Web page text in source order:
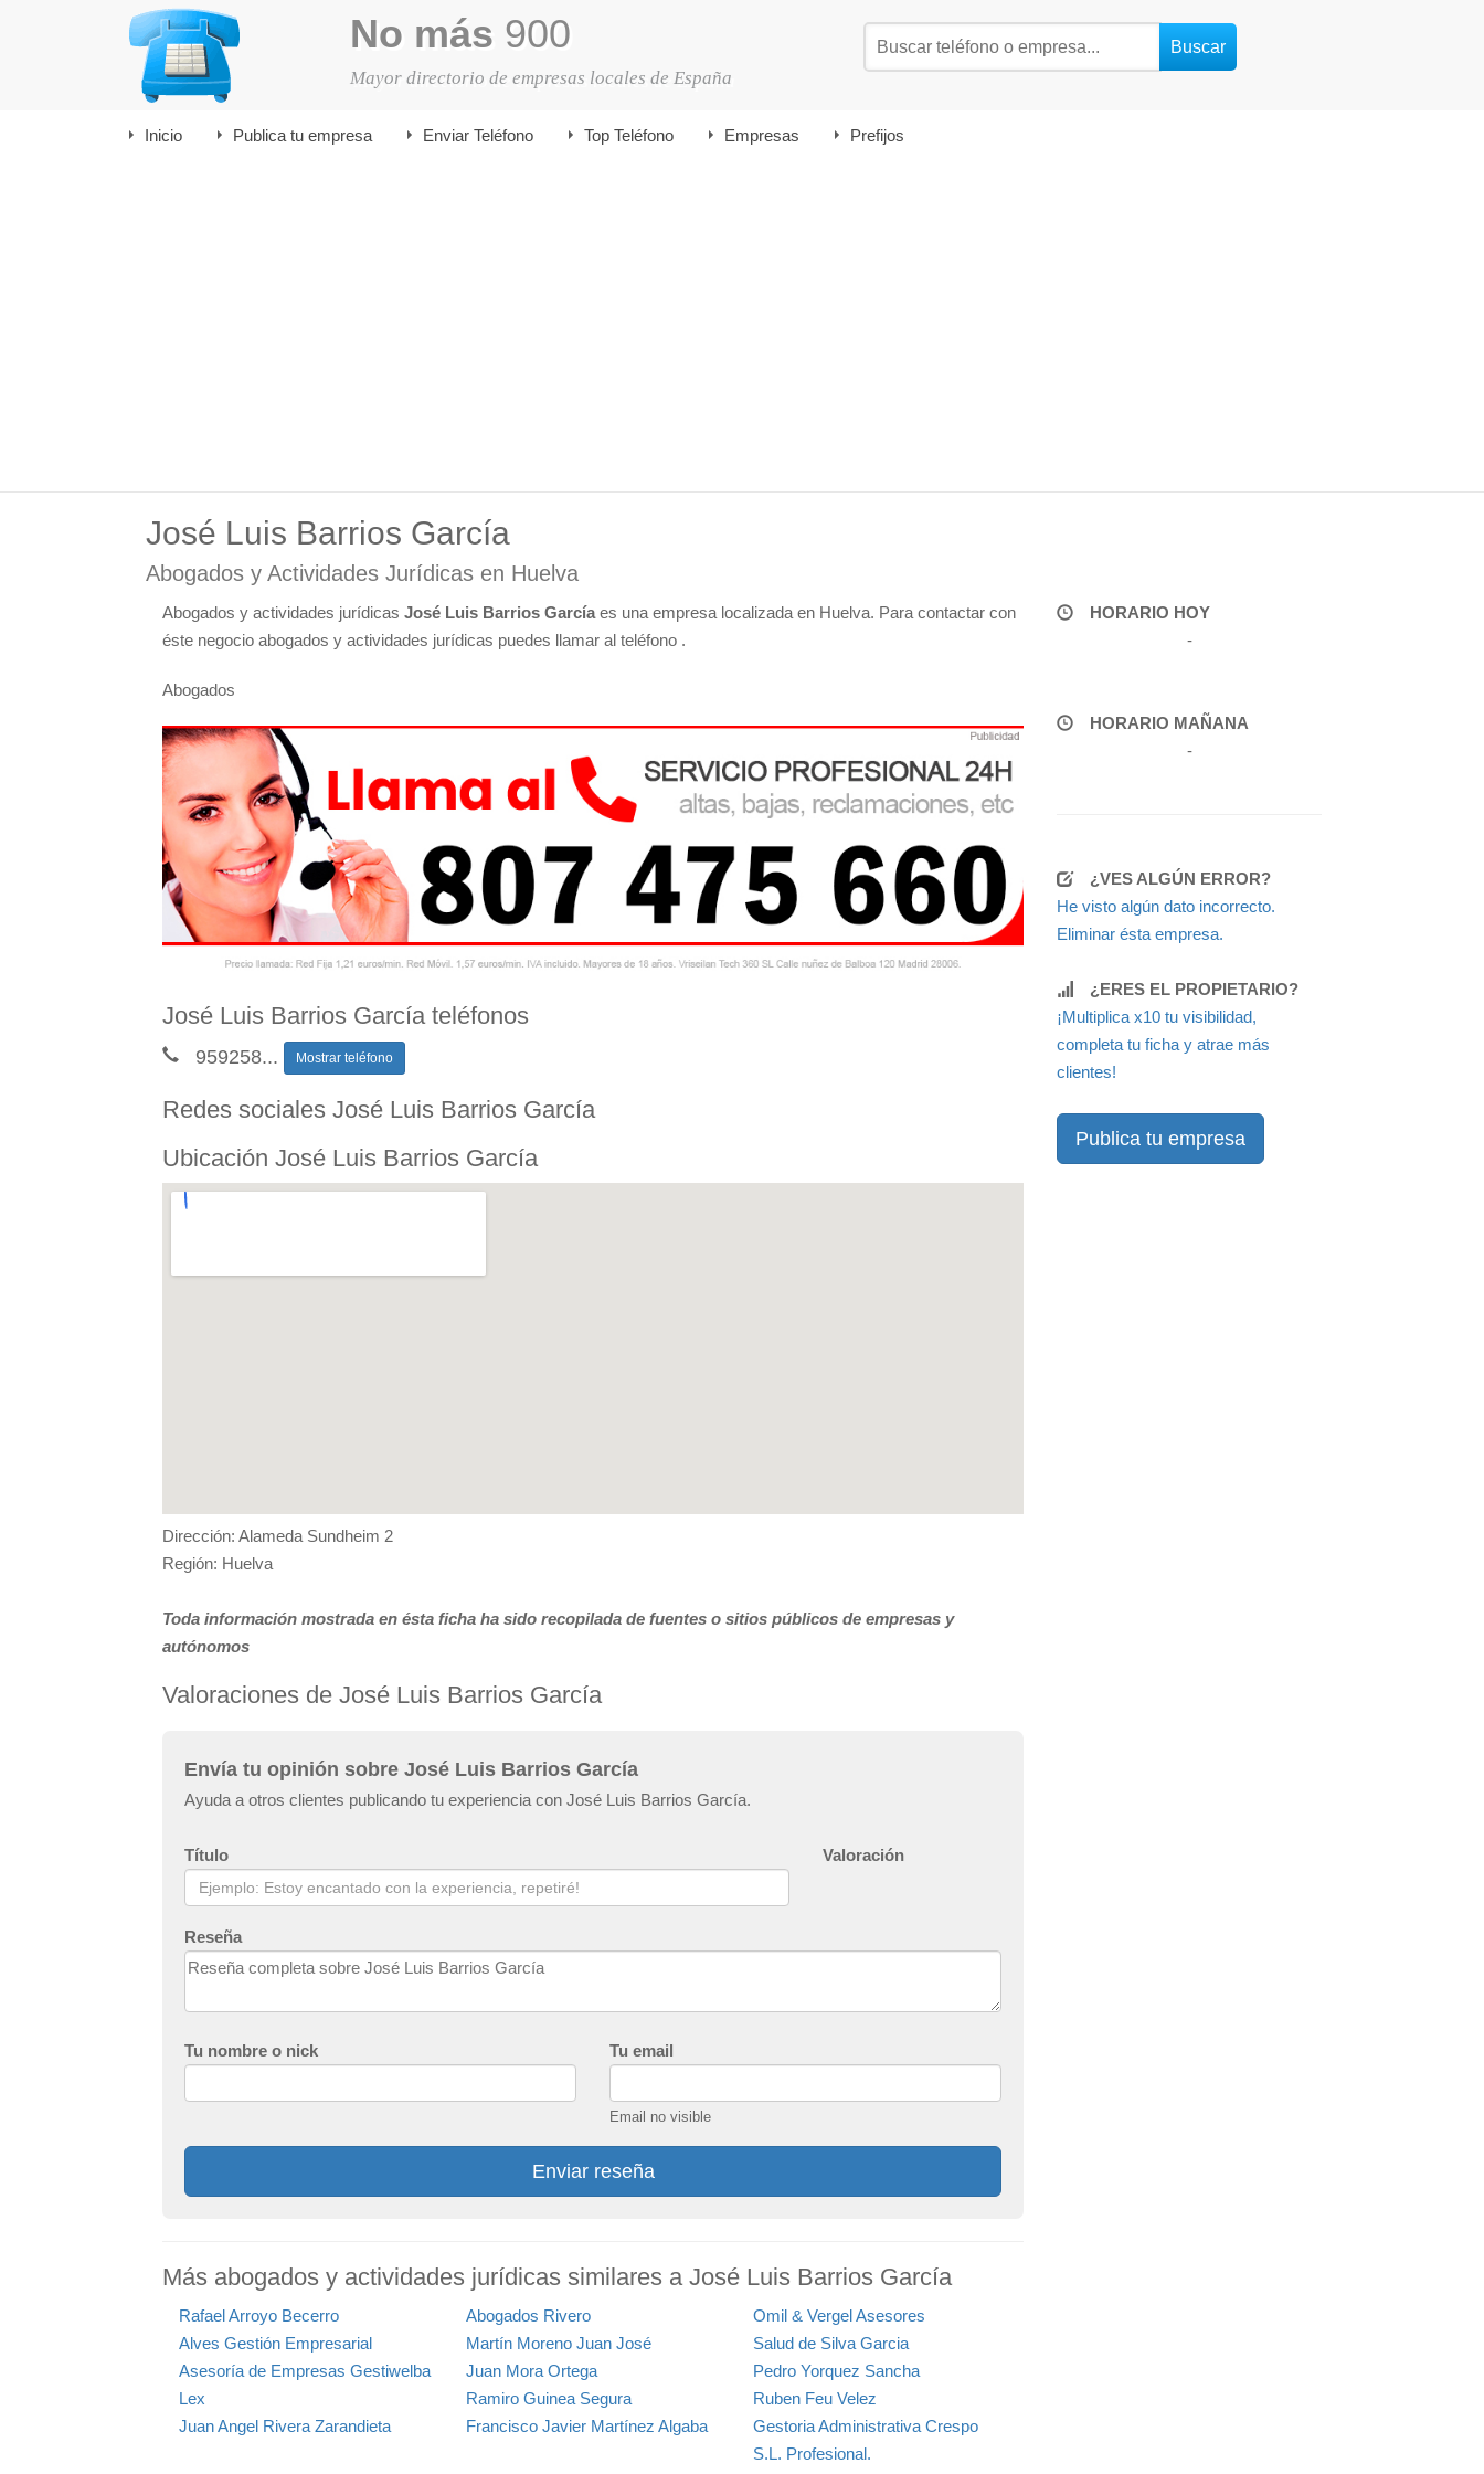
No más 900
Mayor directorio de empresas locales de España
Inicio Publica tu empresa Enviar Teléfono Top Teléfono Empresas Prefijos
José Luis Barrios García
Abogados y Actividades Jurídicas en Huelva
Abogados y actividades jurídicas José Luis Barrios García es una empresa localizada en Huelva. Para contactar con
éste negocio abogados y actividades jurídicas puedes llamar al teléfono .
Abogados
José Luis Barrios García teléfonos
959258... Mostrar teléfono
Redes sociales José Luis Barrios García
Ubicación José Luis Barrios García
Dirección: Alameda Sundheim 2
Región: Huelva
Toda información mostrada en ésta ficha ha sido recopilada de fuentes o sitios públicos de empresas y
autónomos
Valoraciones de José Luis Barrios García
Envía tu opinión sobre José Luis Barrios García
Ayuda a otros clientes publicando tu experiencia con José Luis Barrios García.
Título Valoración
Reseña
Tu nombre o nick Tu email
Email no visible
Enviar reseña
Más abogados y actividades jurídicas similares a José Luis Barrios García
Rafael Arroyo Becerro Abogados Rivero
Omil & Vergel Asesores
Alves Gestión Empresarial
Martín Moreno Juan José
Salud de Silva Garcia
Asesoría de Empresas Gestiwelba
Lex
Juan Mora Ortega
Pedro Yorquez Sancha
Ramiro Guinea Segura
Ruben Feu Velez
Juan Angel Rivera Zarandieta
Francisco Javier Martínez Algaba
Gestoria Administrativa Crespo
S.L. Profesional.
HORARIO HOY
-
HORARIO MAÑANA
-
¿VES ALGÚN ERROR?
He visto algún dato incorrecto.
Eliminar ésta empresa.
¿ERES EL PROPIETARIO?
¡Multiplica x10 tu visibilidad,
completa tu ficha y atrae más
clientes!
Publica tu empresa